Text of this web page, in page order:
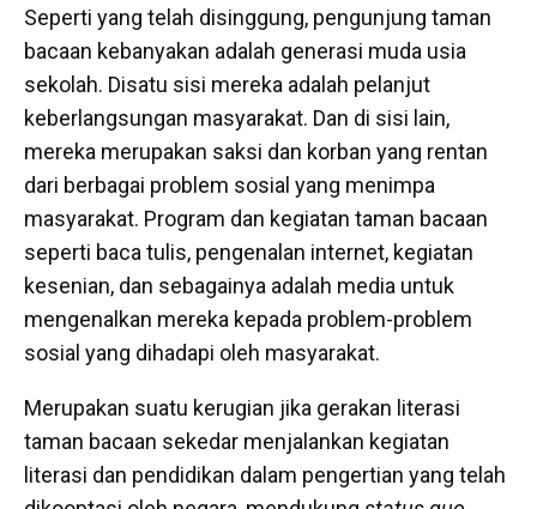
Seperti yang telah disinggung, pengunjung taman
bacaan kebanyakan adalah generasi muda usia
sekolah. Disatu sisi mereka adalah pelanjut
keberlangsungan masyarakat. Dan di sisi lain,
mereka merupakan saksi dan korban yang rentan
dari berbagai problem sosial yang menimpa
masyarakat. Program dan kegiatan taman bacaan
seperti baca tulis, pengenalan internet, kegiatan
kesenian, dan sebagainya adalah media untuk
mengenalkan mereka kepada problem-problem
sosial yang dihadapi oleh masyarakat.
Merupakan suatu kerugian jika gerakan literasi
taman bacaan sekedar menjalankan kegiatan
literasi dan pendidikan dalam pengertian yang telah